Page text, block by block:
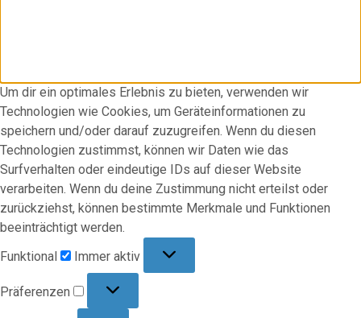
Um dir ein optimales Erlebnis zu bieten, verwenden wir
Technologien wie Cookies, um Geräteinformationen zu
speichern und/oder darauf zuzugreifen. Wenn du diesen
Technologien zustimmst, können wir Daten wie das
Surfverhalten oder eindeutige IDs auf dieser Website
verarbeiten. Wenn du deine Zustimmung nicht erteilst oder
zurückziehst, können bestimmte Merkmale und Funktionen
beeinträchtigt werden.
Funktional
Immer aktiv
Präferenzen